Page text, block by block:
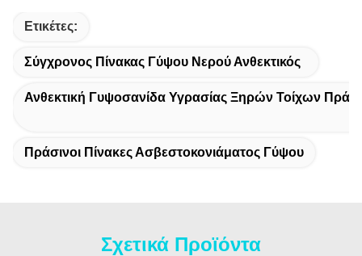
Ετικέτες:
Σύγχρονος Πίνακας Γύψου Νερού Ανθεκτικός
Ανθεκτική Γυψοσανίδα Υγρασίας Ξηρών Τοίχων
Πράσινοι Πίνακες Ασβεστοκονιάματος Γύψου
Σχετικά Προϊόντα